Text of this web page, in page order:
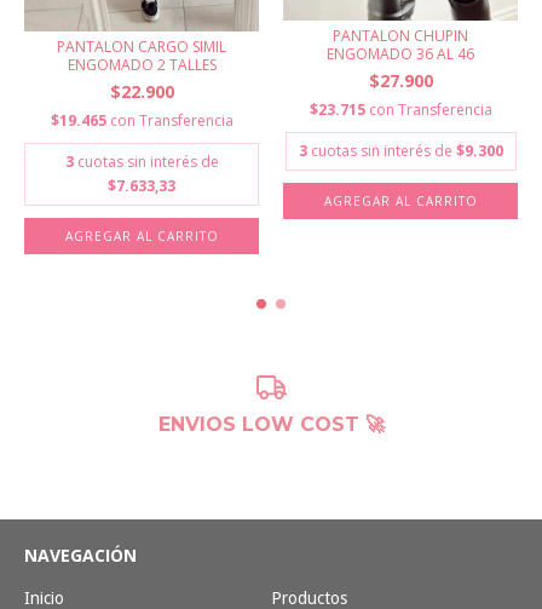
PANTALON CARGO SIMIL
ENGOMADO 2 TALLES
$22.900
$19.465 con Transferencia
3 cuotas sin interés de
$7.633,33
AGREGAR AL CARRITO
PANTALON CHUPIN
ENGOMADO 36 AL 46
$27.900
$23.715 con Transferencia
3 cuotas sin interés de $9.300
AGREGAR AL CARRITO
ENVIOS LOW COST 🚀
NAVEGACIÓN
Inicio Productos